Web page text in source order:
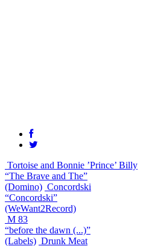
Tortoise and Bonnie ’Prince’ Billy
“The Brave and The”
(Domino) Concordski
“Concordski”
(WeWant2Record)
M 83
“before the dawn (...)”
(Labels) Drunk Meat